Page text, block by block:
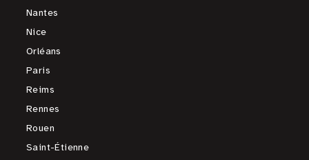
Nantes
Nice
Orléans
Paris
Reims
Rennes
Rouen
Saint-Étienne